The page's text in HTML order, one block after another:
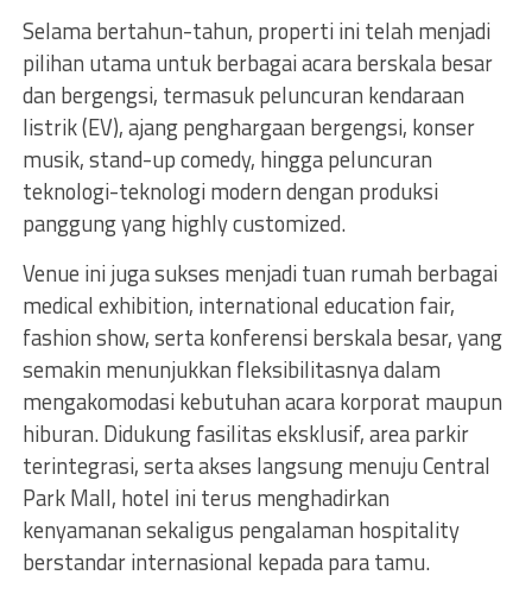
Selama bertahun-tahun, properti ini telah menjadi
pilihan utama untuk berbagai acara berskala besar
dan bergengsi, termasuk peluncuran kendaraan
listrik (EV), ajang penghargaan bergengsi, konser
musik, stand-up comedy, hingga peluncuran
teknologi-teknologi modern dengan produksi
panggung yang highly customized.
Venue ini juga sukses menjadi tuan rumah berbagai
medical exhibition, international education fair,
fashion show, serta konferensi berskala besar, yang
semakin menunjukkan fleksibilitasnya dalam
mengakomodasi kebutuhan acara korporat maupun
hiburan. Didukung fasilitas eksklusif, area parkir
terintegrasi, serta akses langsung menuju Central
Park Mall, hotel ini terus menghadirkan
kenyamanan sekaligus pengalaman hospitality
berstandar internasional kepada para tamu.